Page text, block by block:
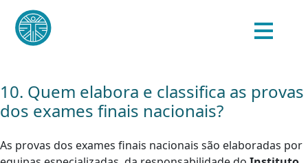
10. Quem elabora e classifica as provas
dos exames finais nacionais?
As provas dos exames finais nacionais são elaboradas por